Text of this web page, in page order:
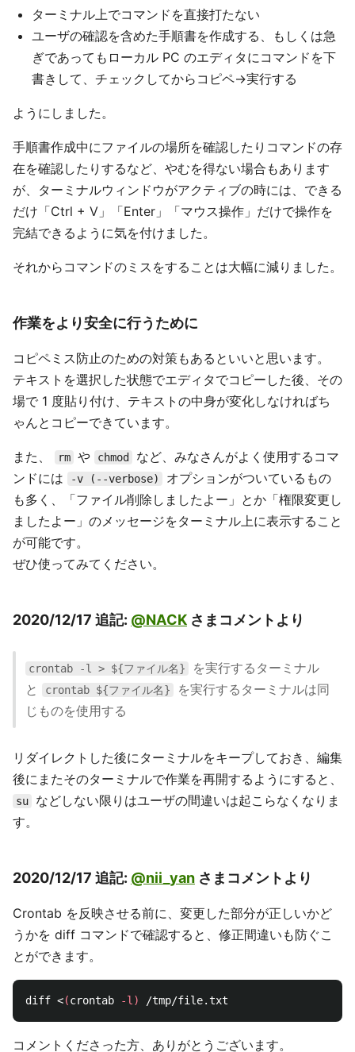
ターミナル上でコマンドを直接打たない
ユーザの確認を含めた手順書を作成する、もしくは急
ぎであってもローカル PC のエディタにコマンドを下
書きして、チェックしてからコピペ→実行する
ようにしました。
手順書作成中にファイルの場所を確認したりコマンドの存
在を確認したりするなど、やむを得ない場合もあります
が、ターミナルウィンドウがアクティブの時には、できる
だけ「Ctrl + V」「Enter」「マウス操作」だけで操作を
完結できるように気を付けました。
それからコマンドのミスをすることは大幅に減りました。
作業をより安全に行うために
コピペミス防止のための対策もあるといいと思います。
テキストを選択した状態でエディタでコピーした後、その
場で 1 度貼り付け、テキストの中身が変化しなければち
ゃんとコピーできています。
また、 rm や chmod
など、みなさんがよく使用するコマ
ンドには
-v (--verbose)
オプションがついているもの
も多く、「ファイル削除しましたよー」とか「権限変更し
ましたよー」のメッセージをターミナル上に表示すること
が可能です。
ぜひ使ってみてください。
2020/12/17 追記: @NACK さまコメントより
crontab -l > ${ファイル名}
を実行するターミナル
と
crontab ${ファイル名}
を実行するターミナルは同
じものを使用する
リダイレクトした後にターミナルをキープしておき、編集
後にまたそのターミナルで作業を再開するようにすると、
su
などしない限りはユーザの間違いは起こらなくなりま
す。
2020/12/17 追記: @nii_yan さまコメントより
Crontab を反映させる前に、変更した部分が正しいかど
うかを diff コマンドで確認すると、修正間違いも防ぐこ
とができます。
diff <(crontab -l )
コメントくださった方、ありがとうございます。